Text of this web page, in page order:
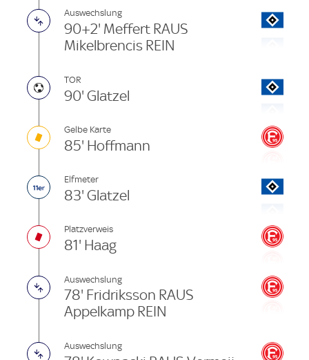
Auswechslung
90+2' Meffert RAUS
Mikelbrencis REIN
TOR
90' Glatzel
Gelbe Karte
85' Hoffmann
Elfmeter
83' Glatzel
Platzverweis
81' Haag
Auswechslung
78' Fridriksson RAUS
Appelkamp REIN
Auswechslung